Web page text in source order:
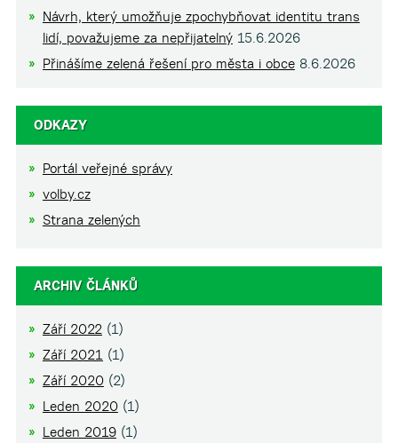
Návrh, který umožňuje zpochybňovat identitu trans
lidí, považujeme za nepřijatelný 15.6.2026
Přinášíme zelená řešení pro města i obce 8.6.2026
ODKAZY
Portál veřejné správy
volby.cz
Strana zelených
ARCHIV ČLÁNKŮ
Září 2022(1)
Září 2021 (1)
Září 2020(2)
Leden 2020(1)
Leden 2019(1)